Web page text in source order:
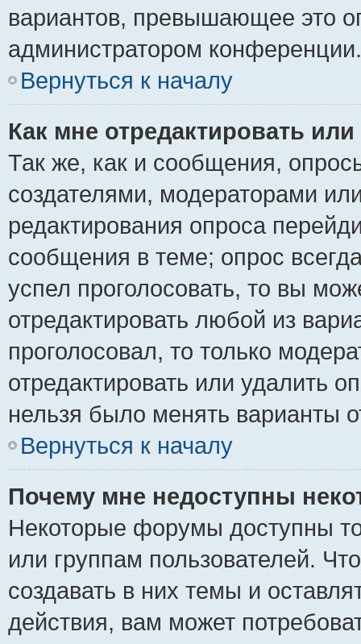
вариантов, превышающее это
администратором конференции.
Вернуться к началу
Как мне отредактировать
Так же, как и сообщения,
создателями, модераторами
редактирования опроса
сообщения в теме; опрос
успел проголосовать, то вы
отредактировать любой из
проголосовал, то только
отредактировать или удалить
нельзя было менять варианты
Вернуться к началу
Почему мне недоступны
Некоторые форумы доступны
или группам пользователей.
создавать в них темы и
действия, вам может